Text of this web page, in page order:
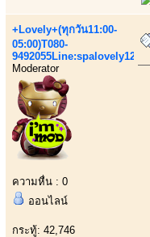
+Lovely+(ทุกวัน11:00-
05:00)T080-
9492055Line:spalovely123
Moderator
ความหื่น : 0
ออนไลน์
กระทู้: 42,746